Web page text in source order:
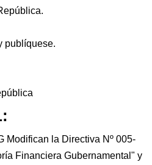
publíquese.
Modifican la Directiva Nº 005-
Financiera Gubernamental" y